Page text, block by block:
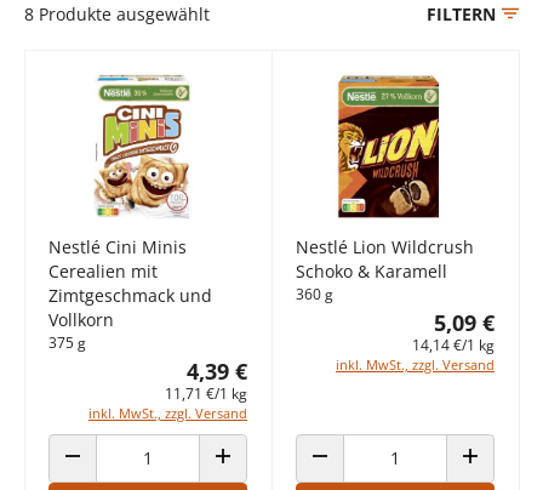
8 Produkte ausgewählt FILTERN
Nestlé Cini Minis
Cerealien mit
Zimtgeschmack und
Vollkorn
375 g
4,39 €
11,71 €/1 kg
inkl. MwSt., zzgl. Versand
ANZAHL VERRINGERN ANZAHL ERHÖHEN
Nestlé Lion Wildcrush
Schoko & Karamell
360 g
5,09 €
14,14 €/1 kg
inkl. MwSt., zzgl. Versand
ANZAHL VERRINGERN ANZAHL